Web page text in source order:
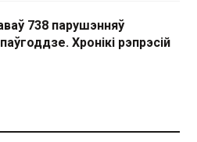
738 парушэнняў
Хронікі рэпрэсій